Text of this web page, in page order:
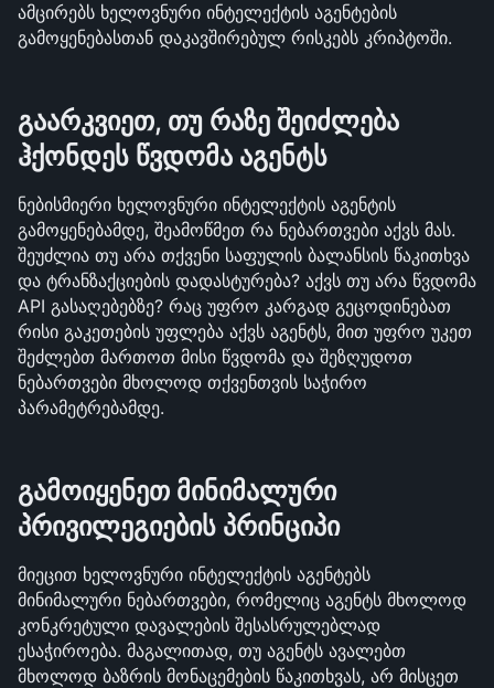
ამცირებს ხელოვნური ინტელექტის აგენტების
გამოყენებასთან დაკავშირებულ რისკებს კრიპტოში.
გაარკვიეთ, თუ რაზე შეიძლება
ჰქონდეს წვდომა აგენტს
ნებისმიერი ხელოვნური ინტელექტის აგენტის
გამოყენებამდე, შეამოწმეთ რა ნებართვები აქვს მას.
შეუძლია თუ არა თქვენი საფულის ბალანსის წაკითხვა
და ტრანზაქციების დადასტურება? აქვს თუ არა წვდომა
API გასაღებებზე? რაც უფრო კარგად გეცოდინებათ
რისი გაკეთების უფლება აქვს აგენტს, მით უფრო უკეთ
შეძლებთ მართოთ მისი წვდომა და შეზღუდოთ
ნებართვები მხოლოდ თქვენთვის საჭირო
პარამეტრებამდე.
გამოიყენეთ მინიმალური
პრივილეგიების პრინციპი
მიეცით ხელოვნური ინტელექტის აგენტებს
მინიმალური ნებართვები, რომელიც აგენტს მხოლოდ
კონკრეტული დავალების შესასრულებლად
ესაჭიროება. მაგალითად, თუ აგენტს ავალებთ
მხოლოდ ბაზრის მონაცემების წაკითხვას, არ მისცეთ